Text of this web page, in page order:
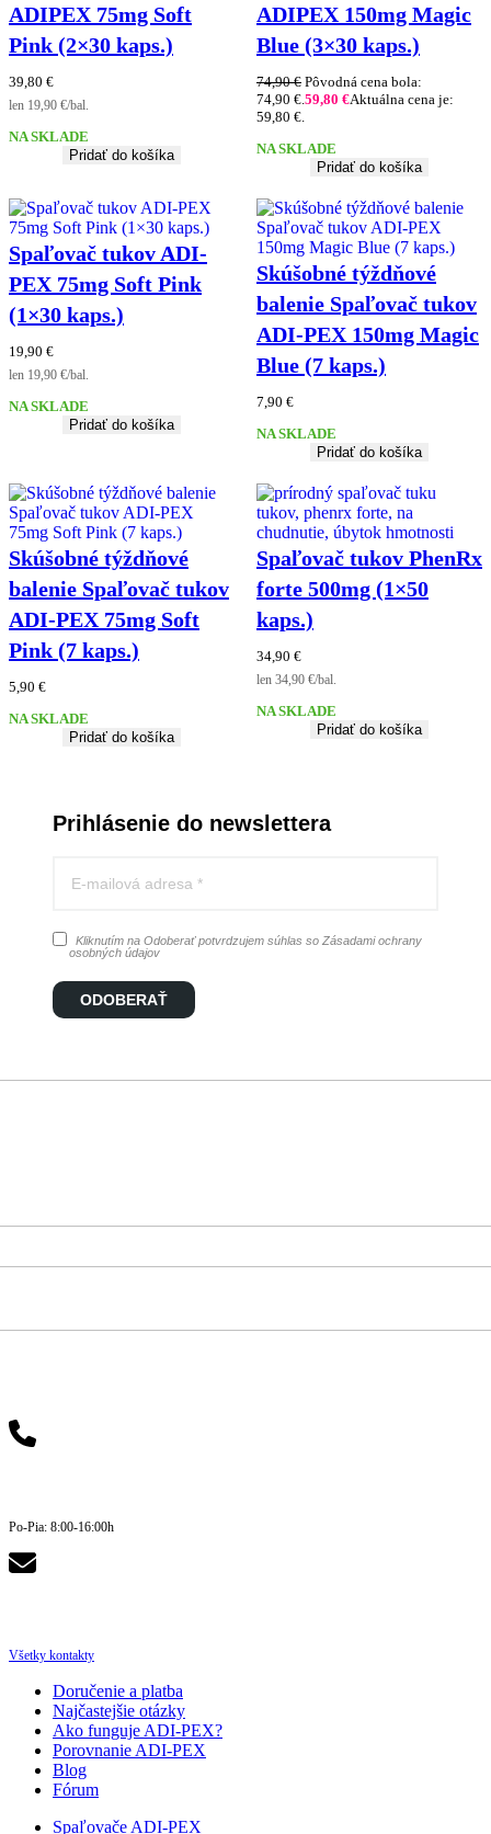
ADIPEX 75mg Soft
Pink (2×30 kaps.)
39,80 €
len 19,90 €/bal.
NA SKLADE
Pridať do košíka
ADIPEX 150mg Magic
Blue (3×30 kaps.)
74,90€ Pôvodná cena bola:
74,90 €.59,80 €Aktuálna cena je:
59,80 €.
NA SKLADE
Pridať do košíka
Spaľovač tukov ADI-
PEX 75mg Soft Pink
(1×30 kaps.)
19,90 €
len 19,90 €/bal.
NA SKLADE
Pridať do košíka
Skúšobné týždňové
balenie Spaľovač tukov
ADI-PEX 150mg Magic
Blue (7 kaps.)
7,90 €
NA SKLADE
Pridať do košíka
Skúšobné týždňové
balenie Spaľovač tukov
ADI-PEX 75mg Soft
Pink (7 kaps.)
5,90 €
NA SKLADE
Pridať do košíka
Spaľovač tukov PhenRx
forte 500mg (1×50
kaps.)
34,90 €
len 34,90 €/bal.
NA SKLADE
Pridať do košíka
Prihlásenie do newslettera
Kliknutím na Odoberať potvrdzujem súhlas so Zásadami ochrany
osobných údajov
ODOBERAŤ
Po-Pia: 8:00-16:00h
Všetky kontakty
Doručenie a platba
Najčastejšie otázky
Ako funguje ADI-PEX?
Porovnanie ADI-PEX
Blog
Fórum
Spaľovače ADI-PEX